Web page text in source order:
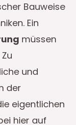
Bauweise
Ein
müssen
und
der
eigentlichen
hier auf